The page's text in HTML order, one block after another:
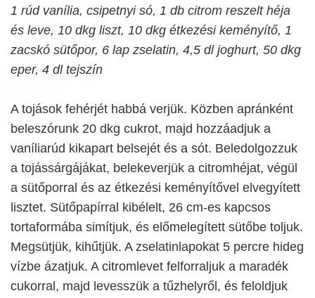
1 rúd vanília, csipetnyi só, 1 db citrom reszelt héja
és leve, 10 dkg liszt, 10 dkg étkezési keményítő, 1
zacskó sütőpor, 6 lap zselatin, 4,5 dl joghurt, 50 dkg
eper, 4 dl tejszín
A tojások fehérjét habbá verjük. Közben apránként
beleszórunk 20 dkg cukrot, majd hozzáadjuk a
vaníliarúd kikapart belsejét és a sót. Beledolgozzuk
a tojássárgájákat, belekeverjük a citromhéjat, végül
a sütőporral és az étkezési keményítővel elvegyített
lisztet. Sütőpapírral kibélelt, 26 cm-es kapcsos
tortaformába simítjuk, és előmelegített sütőbe toljuk.
Megsütjük, kihűtjük. A zselatinlapokat 5 percre hideg
vízbe ázatjuk. A citromlevet felforraljuk a maradék
cukorral, majd levesszük a tűzhelyről, és feloldjuk